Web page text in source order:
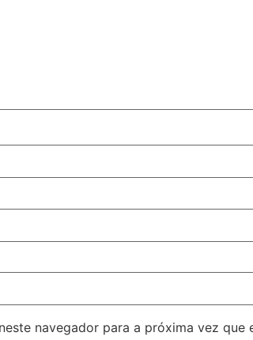
navegador para a próxima vez que